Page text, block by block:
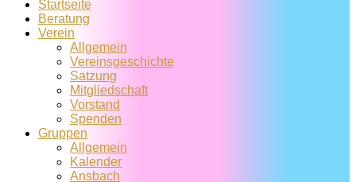
Startseite
Beratung
Verein
Allgemein
Vereins­geschichte
Satzung
Mitglied­schaft
Vorstand
Spenden
Gruppen
Allgemein
Kalender
Ansbach